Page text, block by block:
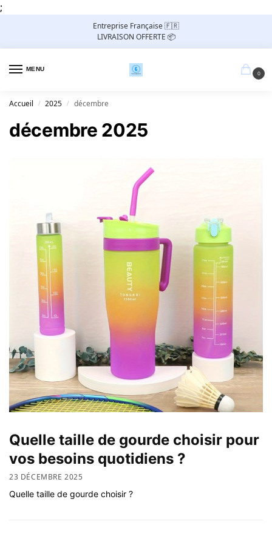
;
Entreprise Française 🇫🇷
LIVRAISON OFFERTE 📦
MENU
0
Accueil / 2025 / décembre
décembre 2025
Quelle taille de gourde choisir pour
vos besoins quotidiens ?
23 DÉCEMBRE 2025
Quelle taille de gourde choisir ?